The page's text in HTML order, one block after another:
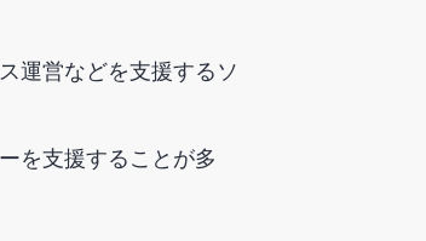
運営などを支援するソ
を支援することが多